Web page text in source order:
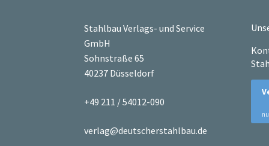
Stahlbau Verlags- und Service
GmbH
Sohnstraße 65
40237 Düsseldorf
+49 211 / 54012-090
verlag@deutscherstahlbau.de